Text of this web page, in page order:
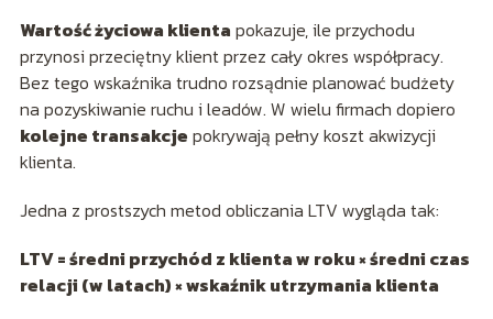
Wartość życiowa klienta pokazuje, ile przychodu
przynosi przeciętny klient przez cały okres współpracy.
Bez tego wskaźnika trudno rozsądnie planować budżety
na pozyskiwanie ruchu i leadów. W wielu firmach dopiero
kolejne transakcje pokrywają pełny koszt akwizycji
klienta.
Jedna z prostszych metod obliczania LTV wygląda tak:
LTV = średni przychód z klienta w roku × średni czas
relacji (w latach) × wskaźnik utrzymania klienta